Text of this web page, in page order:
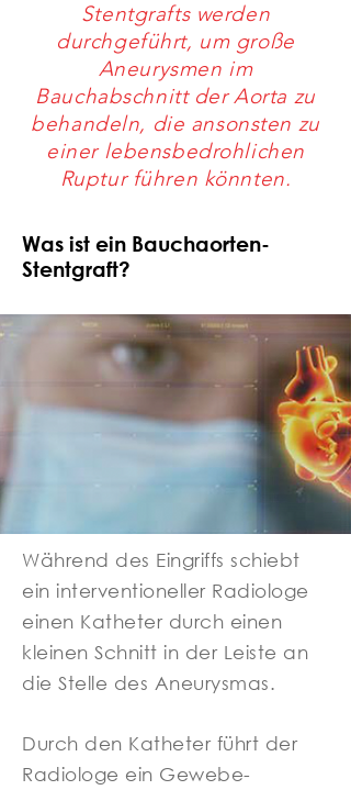
Stentgrafts werden
durchgeführt, um große
Aneurysmen im
Bauchabschnitt der Aorta zu
behandeln, die ansonsten zu
einer lebensbedrohlichen
Ruptur führen könnten.
Was ist ein Bauchaorten-
Stentgraft?
Während des Eingriffs schiebt
ein interventioneller Radiologe
einen Katheter durch einen
kleinen Schnitt in der Leiste an
die Stelle des Aneurysmas.
Durch den Katheter führt der
Radiologe ein Gewebe-